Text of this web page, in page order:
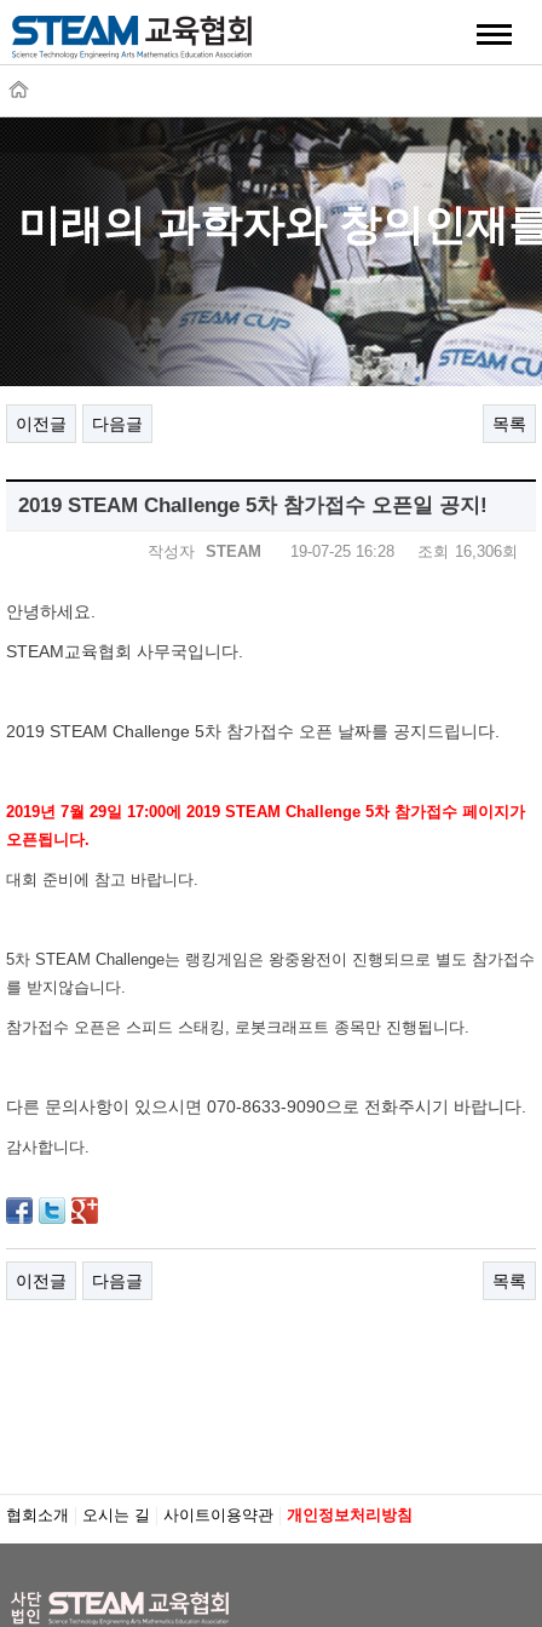
미래의 과학자와 창의인재
이전글 다음글 목록
2019 STEAM Challenge 5차 참가접수 오픈일 공지!
작성자 STEAM 19-07-25 16:28 조회 16,306회
안녕하세요.
STEAM교육협회 사무국입니다.
2019 STEAM Challenge 5차 참가접수 오픈 날짜를 공지드립니다.
2019년 7월 29일 17:00에 2019 STEAM Challenge 5차 참가접수 페이지가
오픈됩니다.
대회 준비에 참고 바랍니다.
5차 STEAM Challenge는 랭킹게임은 왕중왕전이 진행되므로 별도 참가접수
를 받지않습니다.
참가접수 오픈은 스피드 스태킹, 로봇크래프트 종목만 진행됩니다.
다른 문의사항이 있으시면 070-8633-9090으로 전화주시기 바랍니다.
감사합니다.
이전글 다음글 목록
협회소개 오시는 길 사이트이용약관 개인정보처리방침